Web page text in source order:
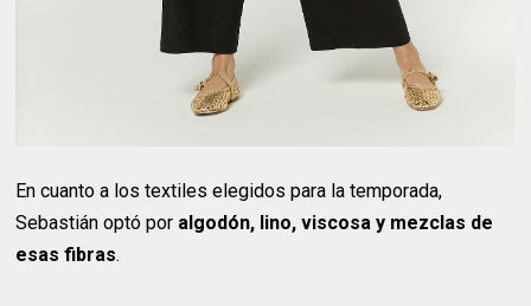
En cuanto a los textiles elegidos para la temporada,
Sebastián optó por algodón, lino, viscosa y mezclas de
esas fibras.